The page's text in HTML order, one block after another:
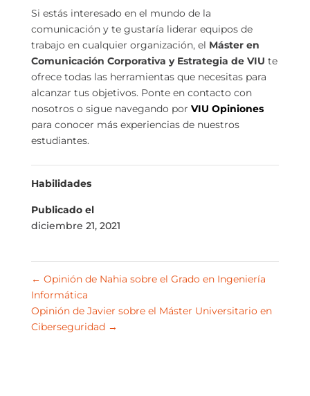
Si estás interesado en el mundo de la
comunicación y te gustaría liderar equipos de
trabajo en cualquier organización, el Máster en
Comunicación Corporativa y Estrategia de VIU te
ofrece todas las herramientas que necesitas para
alcanzar tus objetivos. Ponte en contacto con
nosotros o sigue navegando por VIU Opiniones
para conocer más experiencias de nuestros
estudiantes.
Habilidades
Publicado el
diciembre 21, 2021
← Opinión de Nahia sobre el Grado en Ingeniería
Informática
Opinión de Javier sobre el Máster Universitario en
Ciberseguridad →